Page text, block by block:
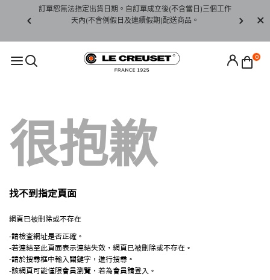
下水)，若
訂單恕無法指定出貨日期。自訂單成立後(不含當日)三個工作
天內(不含例假日及連續假期)配送商品。
請至
0
很抱歉
找不到指定頁面
網頁已被刪除或不存在
-請檢查網址是否正確。
-若連結至此頁面表示連結失效，網頁已被刪除或不存在。
-請於搜尋框中輸入關鍵字，進行搜尋。
-該網頁可能僅限會員瀏覽，若為會員請登入。